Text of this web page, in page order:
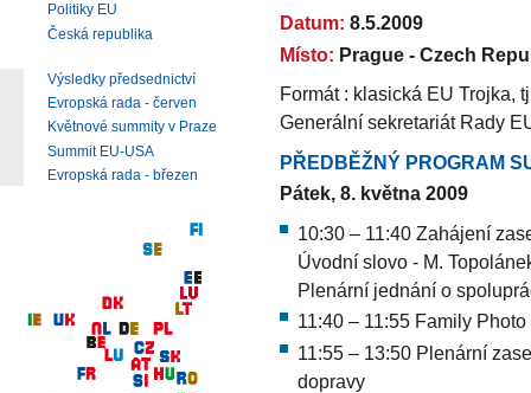
Datum: 8.5.2009
Místo: Prague - Czech
Formát : klasická EU Trojka,
Generální sekretariát Rady
PŘEDBĚŽNÝ PROGRAM
Pátek, 8. května 2009
10:30 – 11:40 Zahájení
Úvodní slovo - M.
Plenární jednání o
11:40 – 11:55 Family Photo
11:55 – 13:50 Plenární
dopravy
Politiky EU
Česká republika
Výsledky předsednictví
Evropská rada - červen
Květnové summity v Praze
Summit EU-USA
Evropská rada - březen